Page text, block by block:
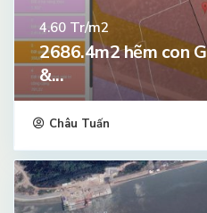
4.60 Tr/m2
2686.4m2 hẽm con
&...
Châu Tuấn